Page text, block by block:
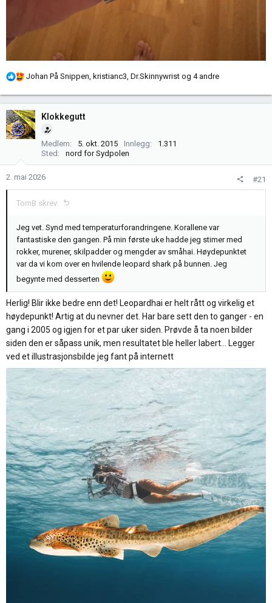
R
k
s
j
e
Johan På Snippen kristianc3 Dr.Skinnywrist og 4 andre
Klokkegutt
Medlem 5. okt. 2015 Innlegg
1.311
Sted
nord for Sydpolen
2. mai 2026 #21
TomB skrev:
Jeg vet. Synd med temperaturforandringene. Korallene var
fantastiske den gangen. På min første uke hadde jeg stimer med
rokker, murener, skilpadder og mengder av småhai. Høydepunktet
var da vi kom over en hvilende leopard shark på bunnen. Jeg
begynte med desserten
Herlig! Blir ikke bedre enn det! Leopardhai er helt rått og virkelig et
høydepunkt! Artig at du nevner det. Har bare sett den to ganger - en
gang i 2005 og igjen for et par uker siden. Prøvde å ta noen bilder
siden den er såpass unik, men resultatet ble heller labert… Legger
ved et illustrasjonsbilde jeg fant på internett